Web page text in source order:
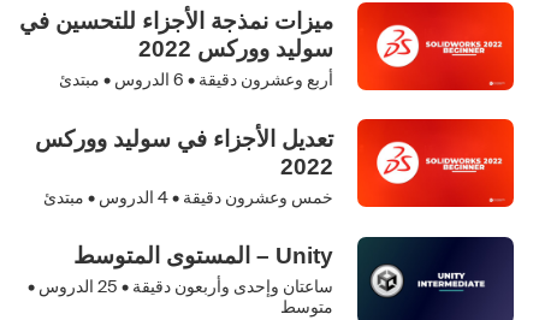
ميزات نمذجة الأجزاء للتحسين في
سوليد ووركس 2022
أربع وعشرون دقيقة • 6 الدروس • مبتدئ
تعديل الأجزاء في سوليد ووركس
2022
خمس وعشرون دقيقة •4 الدروس • مبتدئ
Unity – المستوى المتوسط
ساعتان وإحدى وأربعون دقيقة • 25 الدروس •
متوسط